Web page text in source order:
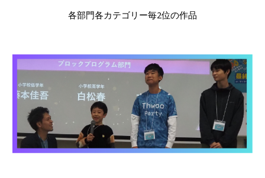
各部門各カテゴリー毎2位の作品